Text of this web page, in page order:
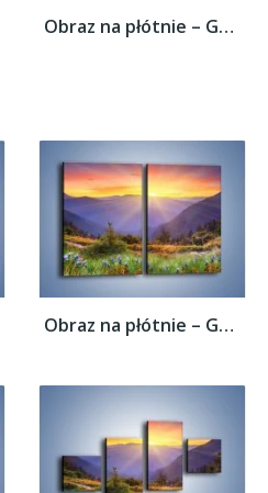
Obraz na płótnie – Góry o zachodzie słońca...
Obraz na płótnie – Góry o zachodzie słońca...